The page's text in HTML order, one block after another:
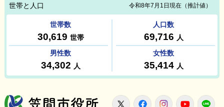
笠間市役所
X FacebookInstagram